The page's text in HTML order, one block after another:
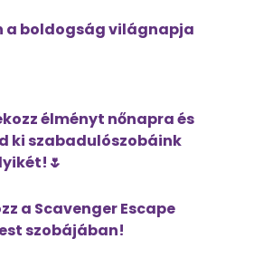
a boldogság világnapja
élményt nőnapra és
ki szabadulószobáink
a Scavenger Escape
szobájában!